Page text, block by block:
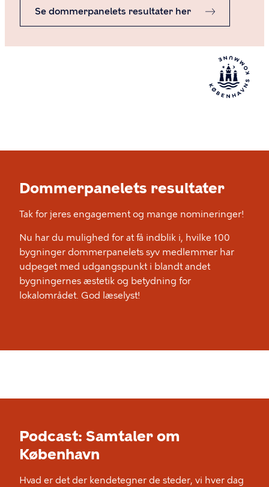
Se dommerpanelets resultater her
Dommerpanelets resultater
Tak for jeres engagement og mange nomineringer!
Nu har du mulighed for at få indblik i, hvilke 100
bygninger dommerpanelets syv medlemmer har
udpeget med udgangspunkt i blandt andet
bygningernes æstetik og betydning for
lokalområdet. God læselyst!
Podcast: Samtaler om
København
Hvad er det der kendetegner de steder, vi hver dag